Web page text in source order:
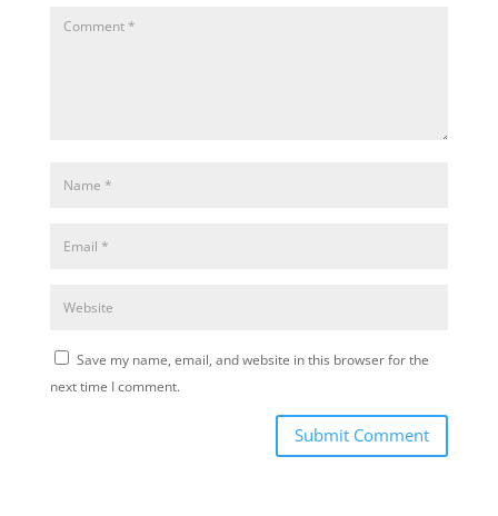
Save my name, email, and website in this browser for the
next time I comment.
Submit Comment